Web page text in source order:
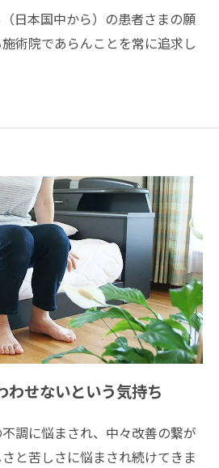
日本国中から）の患者さまの願
術院であらんことを常に追求し
わせないという気持ち
調に悩まされ、中々改善の繋が
と苦しさに悩まされ続けてきま